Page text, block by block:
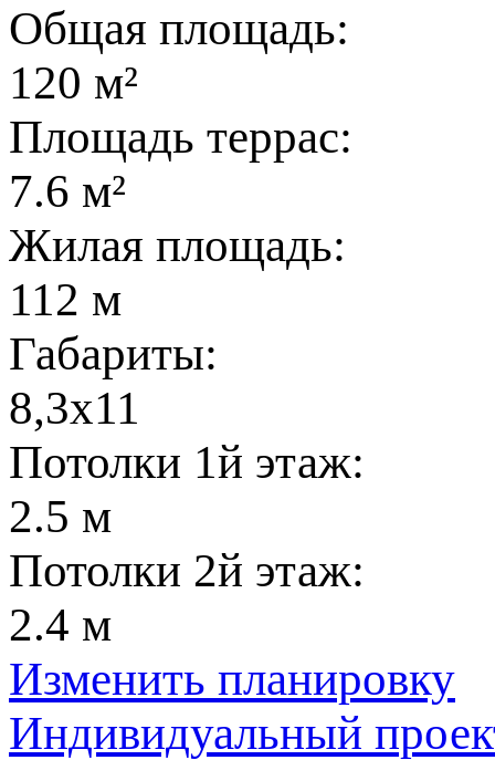
Общая площадь:
120 м²
Площадь террас:
7.6 м²
Жилая площадь:
112 м
Габариты:
8,3х11
Потолки 1й этаж:
2.5 м
Потолки 2й этаж:
2.4 м
Изменить планировку
Индивидуальный